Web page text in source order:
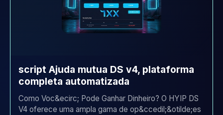
script Ajuda mutua DS v4, plataforma
completa automatizada
Como Voc&ecirc; Pode Ganhar Dinheiro? O HYIP DS
V4 oferece uma ampla gama de op&ccedil;&otilde;es